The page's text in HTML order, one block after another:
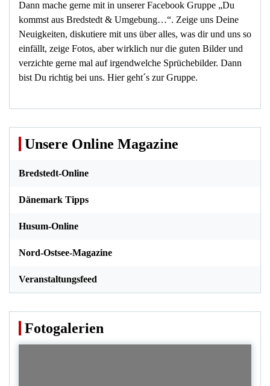
Dann mache gerne mit in unserer Facebook Gruppe „Du
kommst aus Bredstedt & Umgebung…“. Zeige uns Deine
Neuigkeiten, diskutiere mit uns über alles, was dir und uns so
einfällt, zeige Fotos, aber wirklich nur die guten Bilder und
verzichte gerne mal auf irgendwelche Sprüchebilder. Dann
bist Du richtig bei uns. Hier geht´s zur Gruppe.
Unsere Online Magazine
Bredstedt-Online
Dänemark Tipps
Husum-Online
Nord-Ostsee-Magazine
Veranstaltungsfeed
Fotogalerien